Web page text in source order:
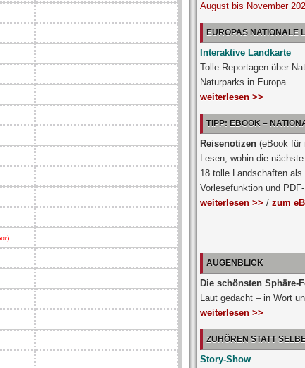
August bis November
EUROPAS NATIONALE
Interaktive Landkarte
Tolle Reportagen über
Naturparks in Europa.
weiterlesen >>
TIPP: EBOOK –
Reisenotizen (eBook für
Lesen, wohin die
18 tolle Landschaften
Vorlesefunktion und
weiterlesen >> / zum
AUGENBLICK
Die schönsten Sphäre-
Laut gedacht – in Wort
weiterlesen >>
ZUHÖREN STATT
Story-Show